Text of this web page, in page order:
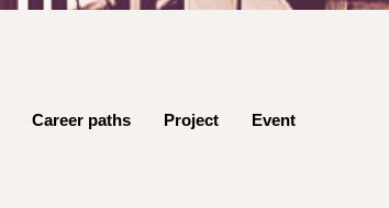
Career paths Project Event